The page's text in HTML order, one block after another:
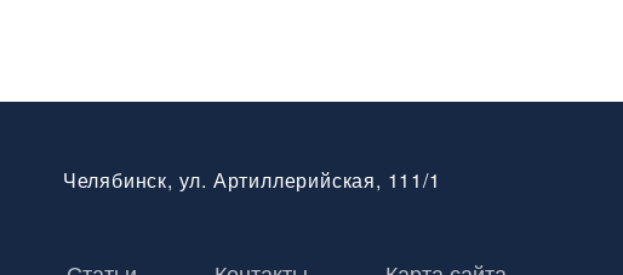
Челябинск, ул. Артиллерийская, 111/1